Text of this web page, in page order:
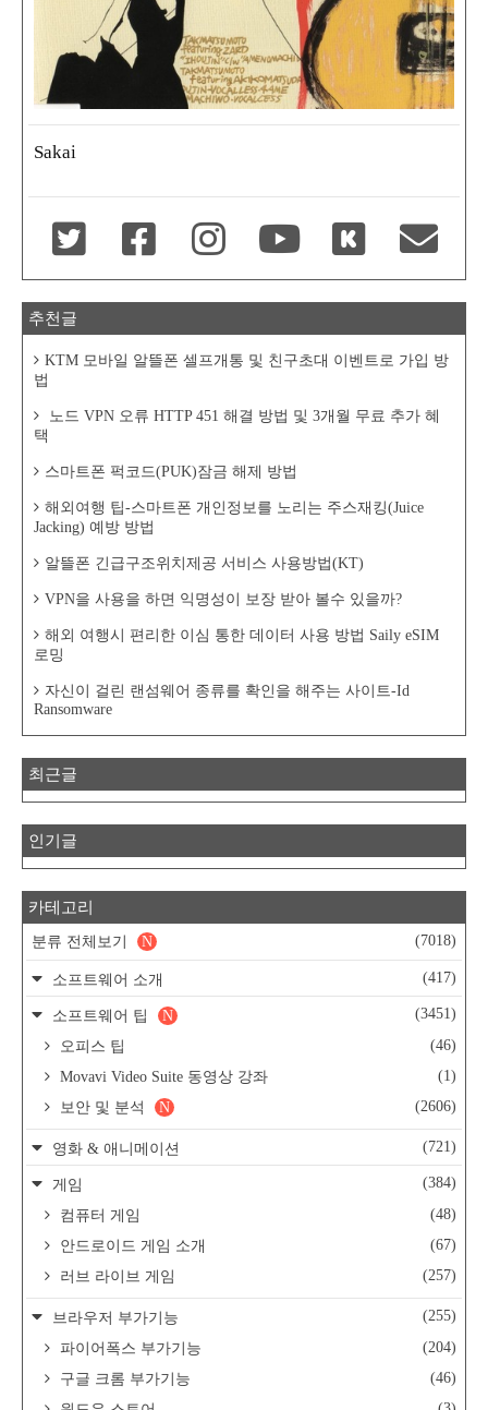
Sakai
추천글
KTM 모바일 알뜰폰 셀프개통 및 친구초대 이벤트로 가입 방
법
노드 VPN 오류 HTTP 451 해결 방법 및 3개월 무료 추가 혜
택
스마트폰 퍽코드(PUK)잠금 해제 방법
해외여행 팁-스마트폰 개인정보를 노리는 주스재킹(Juice
Jacking) 예방 방법
알뜰폰 긴급구조위치제공 서비스 사용방법(KT)
VPN을 사용을 하면 익명성이 보장 받아 볼수 있을까?
해외 여행시 편리한 이심 통한 데이터 사용 방법 Saily eSIM
로밍
자신이 걸린 랜섬웨어 종류를 확인을 해주는 사이트-Id
Ransomware
최근글
인기글
카테고리
분류 전체보기 (7018)
N
소프트웨어 소개 (417)
소프트웨어 팁 (3451)
N
오피스 팁
(46)
Movavi Video Suite 동영상 강좌
(1)
보안 및 분석
(2606)
N
영화 & 애니메이션 (721)
게임
(384)
컴퓨터 게임
(48)
안드로이드 게임 소개
(67)
러브 라이브 게임
(257)
브라우저 부가기능
(255)
파이어폭스 부가기능
(204)
구글 크롬 부가기능
(46)